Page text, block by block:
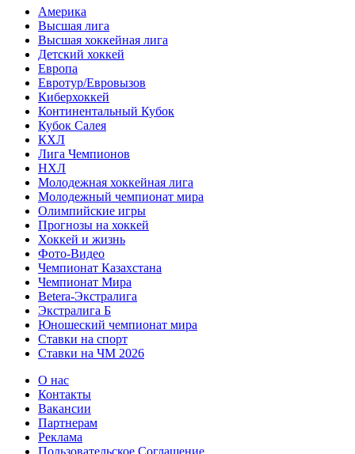
Америка
Высшая лига
Высшая хоккейная лига
Детский хоккей
Европа
Евротур/Евровызов
Киберхоккей
Континентальный Кубок
Кубок Салея
КХЛ
Лига Чемпионов
НХЛ
Молодежная хоккейная лига
Молодежный чемпионат мира
Олимпийские игры
Прогнозы на хоккей
Хоккей и жизнь
Фото-Видео
Чемпионат Казахстана
Чемпионат Мира
Betera-Экстралига
Экстралига Б
Юношеский чемпионат мира
Ставки на спорт
Ставки на ЧМ 2026
О нас
Контакты
Вакансии
Партнерам
Реклама
Пользовательское Соглашение